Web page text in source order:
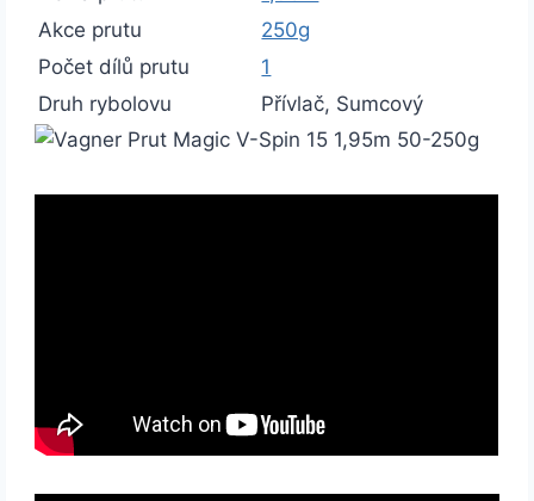
Akce prutu
250g
Počet dílů prutu
1
Druh rybolovu
Přívlač, Sumcový